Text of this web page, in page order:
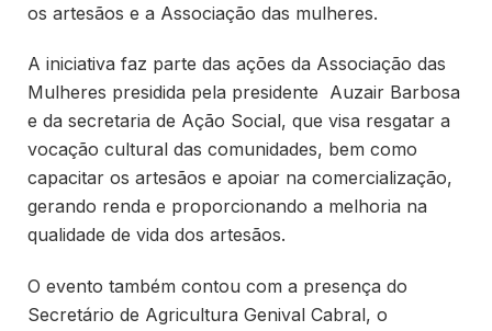
os artesãos e a Associação das mulheres.
A iniciativa faz parte das ações da Associação das
Mulheres presidida pela presidente Auzair Barbosa
e da secretaria de Ação Social, que visa resgatar a
vocação cultural das comunidades, bem como
capacitar os artesãos e apoiar na comercialização,
gerando renda e proporcionando a melhoria na
qualidade de vida dos artesãos.
O evento também contou com a presença do
Secretário de Agricultura Genival Cabral, o